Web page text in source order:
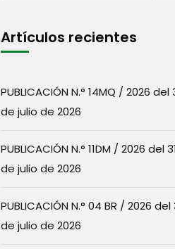
Artículos recientes
PUBLICACIÓN N.° 14MQ / 2026 del
de julio de 2026
PUBLICACIÓN N.° 11DM / 2026 del
de julio de 2026
PUBLICACIÓN N.° 04 BR / 2026 del
de julio de 2026